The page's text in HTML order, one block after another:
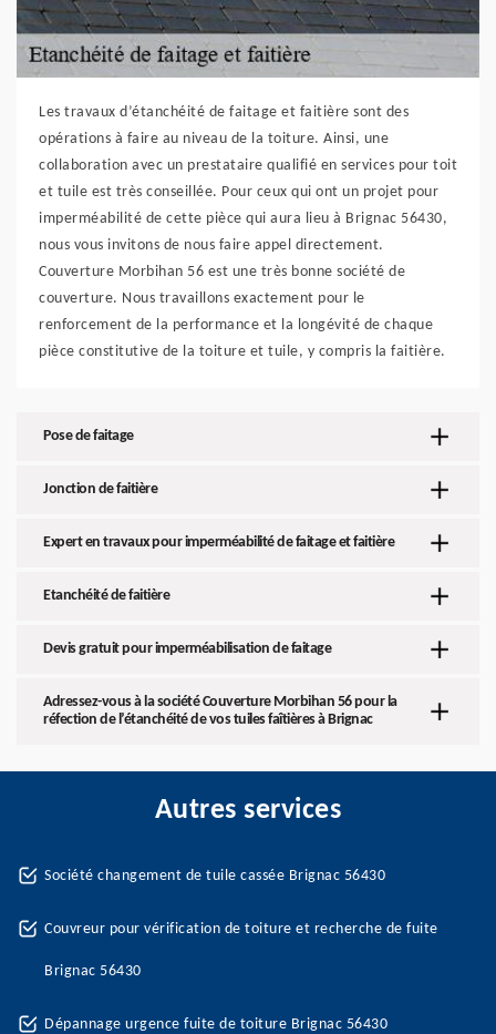
Les travaux d’étanchéité de faitage et faitière sont des
opérations à faire au niveau de la toiture. Ainsi, une
collaboration avec un prestataire qualifié en services pour toit
et tuile est très conseillée. Pour ceux qui ont un projet pour
imperméabilité de cette pièce qui aura lieu à Brignac 56430,
nous vous invitons de nous faire appel directement.
Couverture Morbihan 56 est une très bonne société de
couverture. Nous travaillons exactement pour le
renforcement de la performance et la longévité de chaque
pièce constitutive de la toiture et tuile, y compris la faitière.
Pose de faitage
Jonction de faitière
Expert en travaux pour imperméabilité de faitage et faitière
Etanchéité de faitière
Devis gratuit pour imperméabilisation de faitage
Adressez-vous à la société Couverture Morbihan 56 pour la
réfection de l’étanchéité de vos tuiles faîtières à Brignac
Autres services
Société changement de tuile cassée Brignac 56430
Couvreur pour vérification de toiture et recherche de fuite
Brignac 56430
Dépannage urgence fuite de toiture Brignac 56430